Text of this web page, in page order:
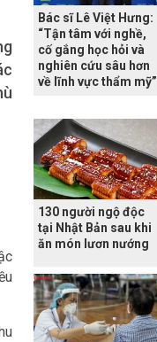
Bác sĩ Lê Việt Hưng:
“Tận tâm với nghề,
cố gắng học hỏi và
nghiên cứu sâu hơn
về lĩnh vực thẩm mỹ”
130 người ngộ độc
tại Nhật Bản sau khi
ăn món lươn nướng